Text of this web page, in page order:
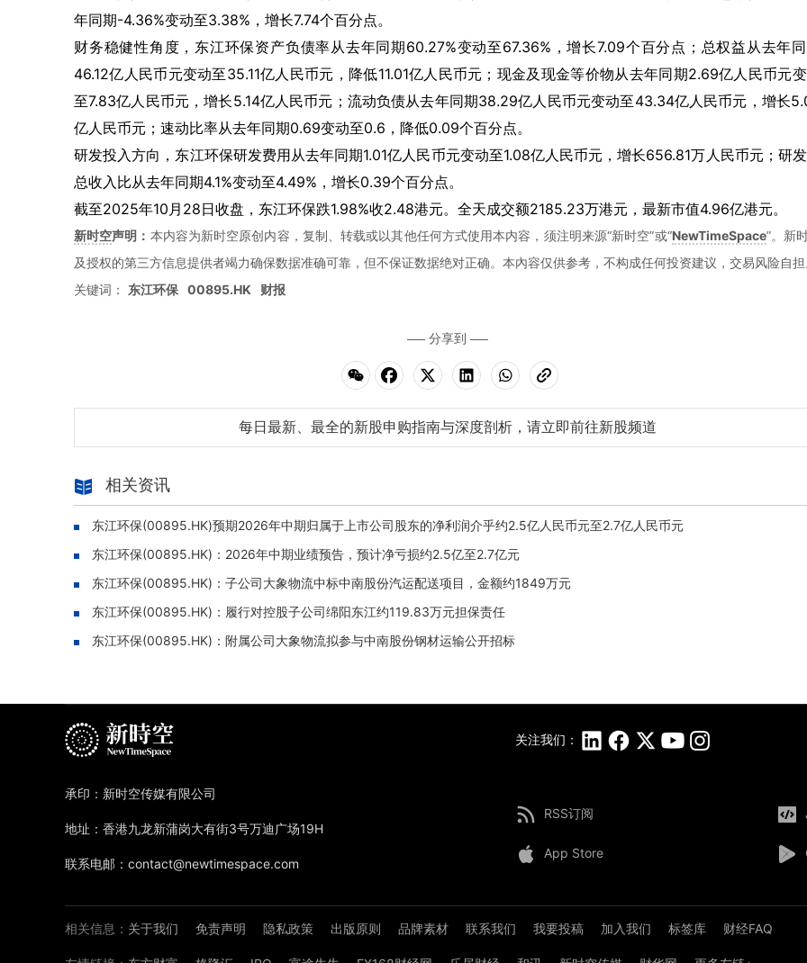
年同期-4.36%变动至3.38%，增长7.74个百分点。
财务稳健性角度，东江环保资产负债率从去年同期60.27%变动至67.36%，增长7.09个百分点；总权益从去年
46.12亿人民币元变动至35.11亿人民币元，降低11.01亿人民币元；现金及现金等价物从去年同期2.69亿人民币元
至7.83亿人民币元，增长5.14亿人民币元；流动负债从去年同期38.29亿人民币元变动至43.34亿人民币元，增长
亿人民币元；速动比率从去年同期0.69变动至0.6，降低0.09个百分点。
研发投入方向，东江环保研发费用从去年同期1.01亿人民币元变动至1.08亿人民币元，增长656.81万人民币元；研
总收入比从去年同期4.1%变动至4.49%，增长0.39个百分点。
截至2025年10月28日收盘，东江环保跌1.98%收2.48港元。全天成交额2185.23万港元，最新市值4.96亿港元。
新时空声明： 本内容为新时空原创内容，复制、转载或以其他任何方式使用本内容，须注明来源“新时空”或“NewTimeSpace”。新
及授权的第三方信息提供者竭力确保数据准确可靠，但不保证数据绝对正确。本內容仅供参考，不构成任何投资建议，交易风险自
关键词：
东江环保 00895.HK 财报
分享到
每日最新、最全的新股申购指南与深度剖析，请立即前往新股频道
相关资讯
东江环保(00895.HK)预期2026年中期归属于上市公司股东的净利润介乎约2.5亿人民币元至2.7亿人民币元
东江环保(00895.HK)：2026年中期业绩预告，预计净亏损约2.5亿至2.7亿元
东江环保(00895.HK)：子公司大象物流中标中南股份汽运配送项目，金额约1849万元
东江环保(00895.HK)：履行对控股子公司绵阳东江约119.83万元担保责任
东江环保(00895.HK)：附属公司大象物流拟参与中南股份钢材运输公开招标
关注我们：
RSS订阅
App Store
相关信息： 关于我们 免责声明 隐私政策 出版原则 品牌素材 联系我们 我要投稿 加入我们 标签库 财经FAQ
承印：新时空传媒有限公司
地址：香港九龙新蒲岗大有街3号万迪广场19H
联系电邮：contact@newtimespace.com